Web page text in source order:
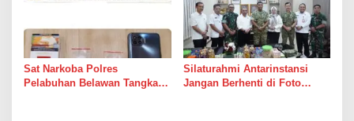
Sat Narkoba Polres
Pelabuhan Belawan Tangkap
Silaturahmi Antarinstansi
Jangan Berhenti di Foto